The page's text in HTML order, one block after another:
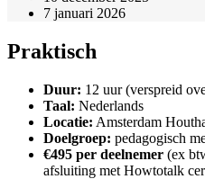
7 januari 2026
Praktisch
Duur: 12 uur (verspreid
Taal: Nederlands
Locatie: Amsterdam
Doelgroep: pedagogisch
€495 per deelnemer (ex
afsluiting met Howtotalk